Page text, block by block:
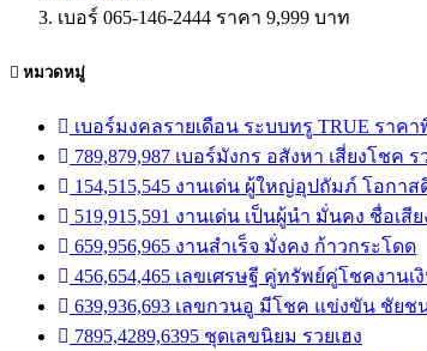
เบอร์ 065-146-2444 ราคา 9,999 บาท
หมวดหมู่
เบอร์มงคลรายเดือน ระบบทรู TRUE ราคา
789,879,987 เบอร์มังกร อสังหา เสี่ยงโชค ร
154,515,545 งานเด่น ผู้ใหญ่อุปถัมภ์ โอกาส
519,915,591 งานเด่น เป็นผู้นำ มั่นคง ชื่อเสีย
659,956,965 งานสำเร็จ มั่งคง ก้าวกระโดด
456,654,465 เลขเศรษฐี คู่ทรัพย์คู่โชคงานเ
639,936,693 เลขกวนอู มีโชค แข่งขัน ชัยช
7895,4289,6395 ชุดเลขนิยม รวยเฮง